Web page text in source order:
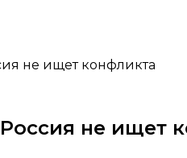
не ищет конфликта
не ищет